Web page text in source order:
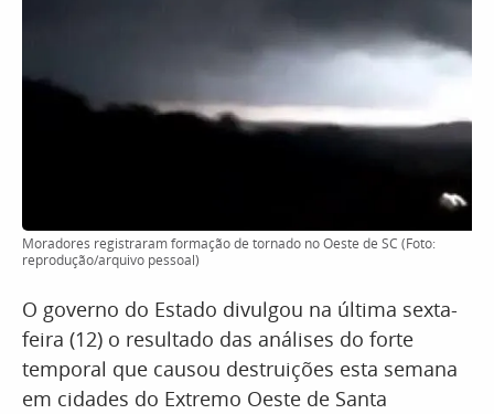
Moradores registraram formação de tornado no Oeste de SC (Foto:
reprodução/arquivo pessoal)
O governo do Estado divulgou na última sexta-
feira (12) o resultado das análises do forte
temporal que causou destruições esta semana
em cidades do Extremo Oeste de Santa